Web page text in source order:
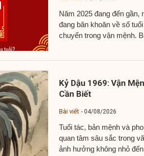
Năm 2025 đang đến
đang băn khoăn về số
chuyển trong vận mệnh.
Kỷ Dậu 1969: Vận
Cần Biết
Bài viết 04/08/2026
Tuổi tác, bản mệnh và
quan tâm sâu sắc trong
ảnh hưởng không nhỏ